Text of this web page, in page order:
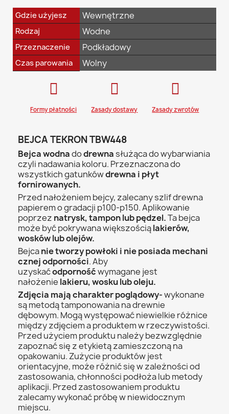
Gdzie użyjesz Wewnętrzne
Rodzaj Wodne
Przeznaczenie Podkładowy
Czas parowania Wolny
Formy płatności Zasady dostawy Zasady zwrotów
BEJCA TEKRON TBW448
Bejca wodnadodrewna służąca do wybarwiania
czyli nadawania koloru. Przeznaczona do
wszystkich gatunkówdrewna i płyt
fornirowanych.
Przed nałożeniem bejcy, zalecany szlif drewna
papierem o gradacji p100-p150. Aplikowanie
poprzez natrysk, tampon lub pędzel.Ta bejca
może być pokrywana większościąlakierów,
wosków lub olejów.
Bejcanietworzypowłoki i nieposiada mechani
cznejodporności. Aby
uzyskaćodpornośćwymagane jest
nałożenie lakieru, wosku lub oleju.
Zdjęcia mają charakter poglądowy-wykonane
są metodą tamponowania na drewnie
dębowym. Mogą występować niewielkie różnice
między zdjęciem a produktem w rzeczywistości.
Przed użyciem produktu należy bezwzględnie
zapoznać się z etykietą zamieszczoną na
opakowaniu. Zużycie produktów jest
orientacyjne, może różnić się w zależności od
zastosowania, chłonności podłoża lub metody
aplikacji. Przed zastosowaniem produktu
zalecamy wykonać próbę w niewidocznym
miejscu.